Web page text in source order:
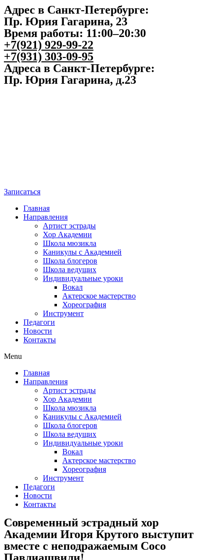
Адрес в Санкт-Петербурге:
Пр. Юрия Гагарина, 23
Время работы: 11:00–20:30
+7(921) 929-99-22
+7(931) 303-09-95
Адреса в Санкт-Петербурге:
Пр. Юрия Гагарина, д.23
Записаться
Главная
Направления
Артист эстрады
Хор Академии
Школа мюзикла
Каникулы с Академией
Школа блогеров
Школа ведущих
Индивидуальные уроки
Вокал
Актерское мастерство
Хореография
Инструмент
Педагоги
Новости
Контакты
Menu
Главная
Направления
Артист эстрады
Хор Академии
Школа мюзикла
Каникулы с Академией
Школа блогеров
Школа ведущих
Индивидуальные уроки
Вокал
Актерское мастерство
Хореография
Инструмент
Педагоги
Новости
Контакты
Современный эстрадный хор
Академии Игоря Крутого выступит
вместе с неподражаемым Сосо